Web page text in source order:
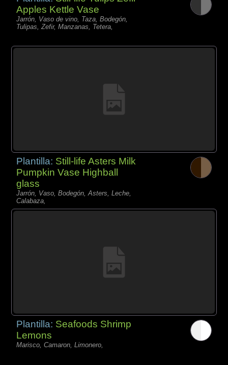
Apples Kettle Vase
Jarrón, Vaso de vino, Taza, Bodegón,
Tulipas, Zefir, Manzanas, Tetera,
Plantilla: Still-life Asters Milk
Pumpkin Vase Highball
glass
Jarrón, Vaso, Bodegón, Asters, Leche,
Calabaza,
Plantilla: Seafoods Shrimp
Lemons
Marisco, Camaron, Limonero,